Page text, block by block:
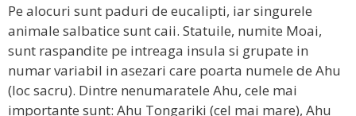
Pe alocuri sunt paduri de eucalipti, iar singurele
animale salbatice sunt caii. Statuile, numite Moai,
sunt raspandite pe intreaga insula si grupate in
numar variabil in asezari care poarta numele de Ahu
(loc sacru). Dintre nenumaratele Ahu, cele mai
importante sunt: Ahu Tongariki (cel mai mare), Ahu